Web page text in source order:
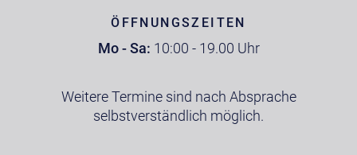
ÖFFNUNGSZEITEN
Mo - Sa: 10:00 - 19.00 Uhr
Weitere Termine sind nach Absprache
selbstverständlich möglich.